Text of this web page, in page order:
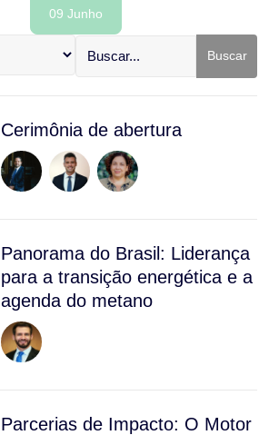
09 Junho
Buscar
Cerimônia de abertura
Panorama do Brasil: Liderança
para a transição energética e a
agenda do metano
Parcerias de Impacto: O Motor